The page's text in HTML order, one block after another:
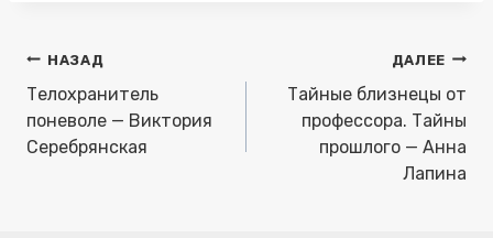
Навигация
по
записям
НАЗАД
Телохранитель
поневоле — Виктория
Серебрянская
ДАЛЕЕ
Тайные близнецы от
профессора. Тайны
прошлого — Анна
Лапина